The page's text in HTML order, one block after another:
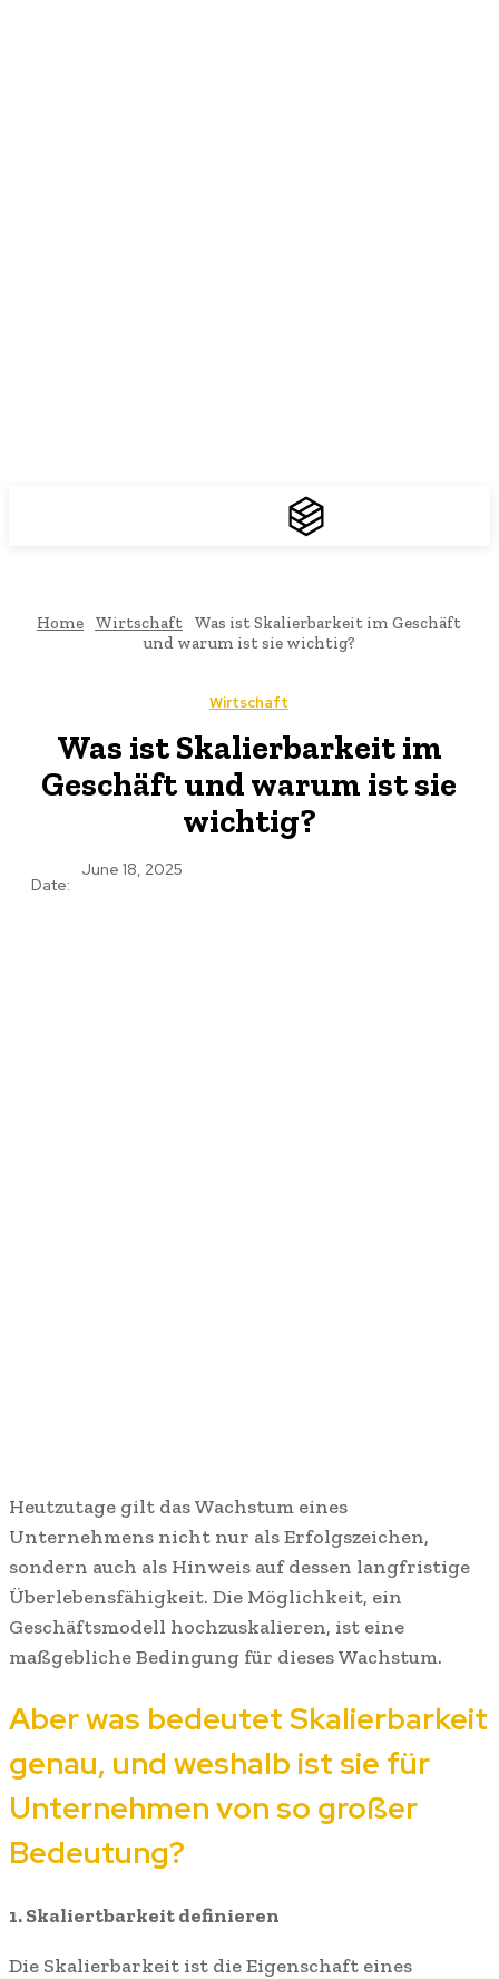
Home Wirtschaft
Was ist Skalierbarkeit im Geschäft
und warum ist sie wichtig?
Wirtschaft
Was ist Skalierbarkeit im
Geschäft und warum ist sie
wichtig?
Date:
June 18, 2025
Heutzutage gilt das Wachstum eines
Unternehmens nicht nur als Erfolgszeichen,
sondern auch als Hinweis auf dessen langfristige
Überlebensfähigkeit. Die Möglichkeit, ein
Geschäftsmodell hochzuskalieren, ist eine
maßgebliche Bedingung für dieses Wachstum.
Aber was bedeutet Skalierbarkeit
genau, und weshalb ist sie für
Unternehmen von so großer
Bedeutung?
1. Skaliertbarkeit definieren
Die Skalierbarkeit ist die Eigenschaft eines